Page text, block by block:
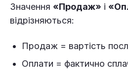
Значення «Продаж» і
відрізняються:
Продаж = вартість
Оплати = фактично